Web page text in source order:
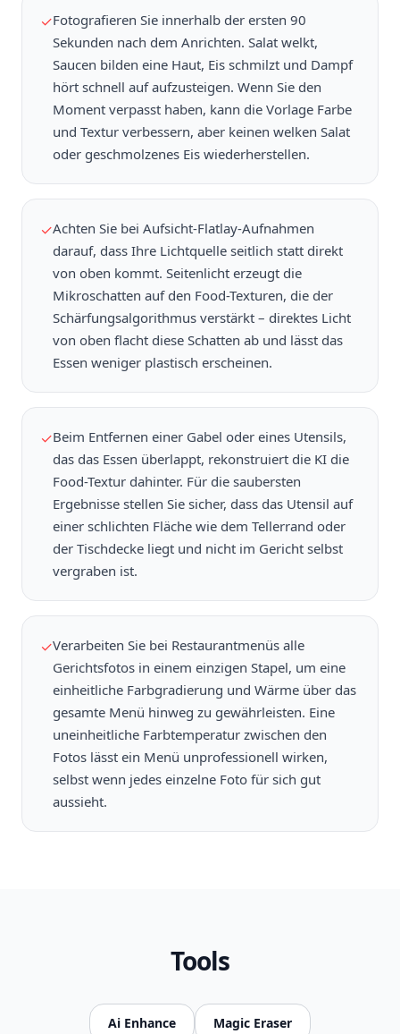
✓Fotografieren Sie innerhalb der ersten 90
Sekunden nach dem Anrichten. Salat welkt,
Saucen bilden eine Haut, Eis schmilzt und Dampf
hört schnell auf aufzusteigen. Wenn Sie den
Moment verpasst haben, kann die Vorlage Farbe
und Textur verbessern, aber keinen welken Salat
oder geschmolzenes Eis wiederherstellen.
✓Achten Sie bei Aufsicht-Flatlay-Aufnahmen
darauf, dass Ihre Lichtquelle seitlich statt direkt
von oben kommt. Seitenlicht erzeugt die
Mikroschatten auf den Food-Texturen, die der
Schärfungsalgorithmus verstärkt – direktes Licht
von oben flacht diese Schatten ab und lässt das
Essen weniger plastisch erscheinen.
✓Beim Entfernen einer Gabel oder eines Utensils,
das das Essen überlappt, rekonstruiert die KI die
Food-Textur dahinter. Für die saubersten
Ergebnisse stellen Sie sicher, dass das Utensil auf
einer schlichten Fläche wie dem Tellerrand oder
der Tischdecke liegt und nicht im Gericht selbst
vergraben ist.
✓Verarbeiten Sie bei Restaurantmenüs alle
Gerichtsfotos in einem einzigen Stapel, um eine
einheitliche Farbgradierung und Wärme über das
gesamte Menü hinweg zu gewährleisten. Eine
uneinheitliche Farbtemperatur zwischen den
Fotos lässt ein Menü unprofessionell wirken,
selbst wenn jedes einzelne Foto für sich gut
aussieht.
Tools
Ai Enhance Magic Eraser